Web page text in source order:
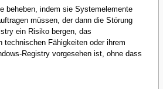
beheben, indem sie Systemelemente
müssen, der dann die Störung
ein Risiko bergen, das
Fähigkeiten oder ihrem
Registry vorgesehen ist, ohne dass